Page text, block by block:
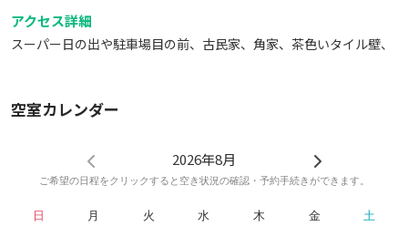
アクセス詳細
スーパー日の出や駐車場目の前、古民家、角家、茶色いタイル壁、
空室カレンダー
2026年8月
ご希望の日程をクリックすると空き状況の確認・予約手続きができます。
日 月 火 水 木 金 土